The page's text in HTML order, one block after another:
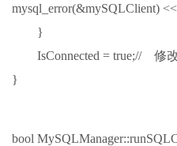
mysql_error(&mySQLClient)
}
IsConnected = true;// 修
}
bool